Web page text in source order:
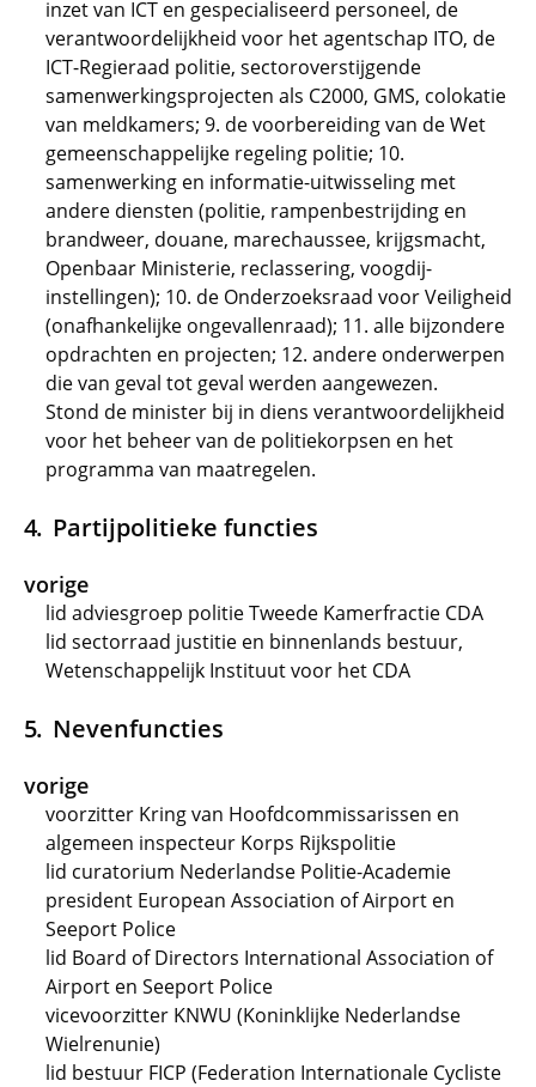
inzet van ICT en gespecialiseerd personeel, de
verantwoordelijkheid voor het agentschap ITO, de
ICT-Regieraad politie, sectoroverstijgende
samenwerkingsprojecten als C2000, GMS, colokatie
van meldkamers; 9. de voorbereiding van de Wet
gemeenschappelijke regeling politie; 10.
samenwerking en informatie-uitwisseling met
andere diensten (politie, rampenbestrijding en
brandweer, douane, marechaussee, krijgsmacht,
Openbaar Ministerie, reclassering, voogdij-
instellingen); 10. de Onderzoeksraad voor Veiligheid
(onafhankelijke ongevallenraad); 11. alle bijzondere
opdrachten en projecten; 12. andere onderwerpen
die van geval tot geval werden aangewezen.
Stond de minister bij in diens verantwoordelijkheid
voor het beheer van de politiekorpsen en het
programma van maatregelen.
Partijpolitieke functies
vorige
lid adviesgroep politie Tweede Kamerfractie CDA
lid sectorraad justitie en binnenlands bestuur,
Wetenschappelijk Instituut voor het CDA
Nevenfuncties
vorige
voorzitter Kring van Hoofdcommissarissen en
algemeen inspecteur Korps Rijkspolitie
lid curatorium Nederlandse Politie-Academie
president European Association of Airport en
Seeport Police
lid Board of Directors International Association of
Airport en Seeport Police
vicevoorzitter KNWU (Koninklijke Nederlandse
Wielrenunie)
lid bestuur FICP (Federation Internationale Cycliste